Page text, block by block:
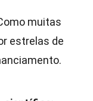
muitas
estrelas de